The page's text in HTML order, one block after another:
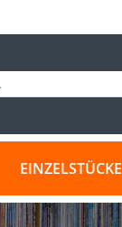
EINZELSTÜCKE